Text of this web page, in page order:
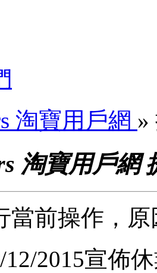
淘寶用戶網 »
淘寶用戶網
當前操作，
2015宣佈